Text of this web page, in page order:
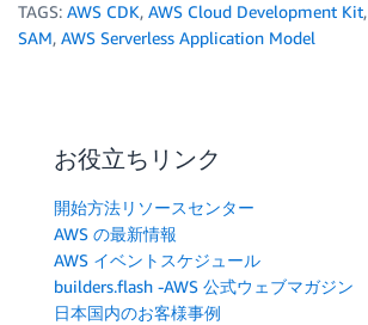
TAGS: AWS CDK, AWS Cloud Development Kit,
SAM, AWS Serverless Application Model
お役立ちリンク
開始方法リソースセンター
AWS の最新情報
AWS イベントスケジュール
builders.flash -AWS 公式ウェブマガジン
日本国内のお客様事例